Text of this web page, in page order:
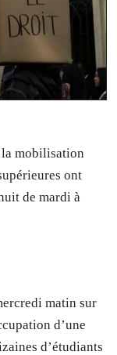
la mobilisation
ont
de mardi à
matin sur
d’une
d’étudiants